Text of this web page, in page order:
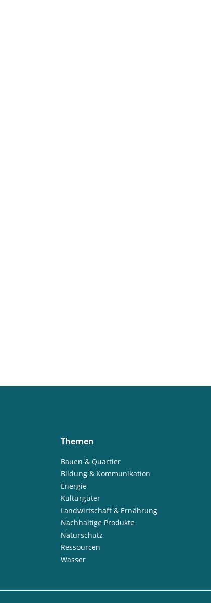
Themen
Bauen & Quartier
Bildung & Kommunikation
Energie
Kulturgüter
Landwirtschaft & Ernährung
Nachhaltige Produkte
Naturschutz
Ressourcen
Wasser